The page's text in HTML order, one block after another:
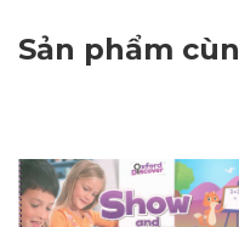
Sản phẩm